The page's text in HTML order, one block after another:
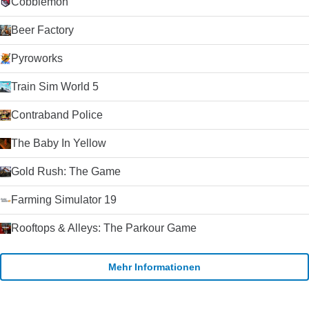
Beer Factory
Pyroworks
Train Sim World 5
Contraband Police
The Baby In Yellow
Gold Rush: The Game
Farming Simulator 19
Rooftops & Alleys: The Parkour Game
Mehr Informationen